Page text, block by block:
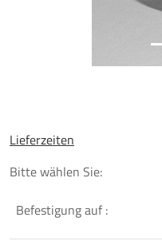
Lieferzeiten
Bitte wählen Sie:
Befestigung auf :